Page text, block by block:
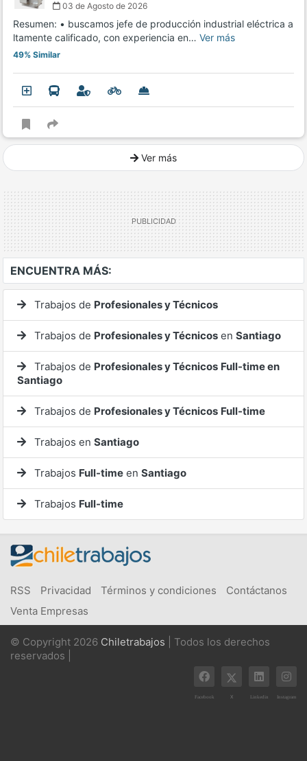
03 de Agosto de 2026
Resumen: • buscamos jefe de producción industrial eléctrica a
ltamente calificado, con experiencia en… Ver más
49% Similar
Ver más
ENCUENTRA MÁS:
Trabajos de Profesionales y Técnicos
Trabajos de Profesionales y Técnicos en Santiago
Trabajos de Profesionales y Técnicos Full-time en
Santiago
Trabajos de Profesionales y Técnicos Full-time
Trabajos en Santiago
Trabajos Full-time en Santiago
Trabajos Full-time
RSS Privacidad Términos y condiciones
Contáctanos
Venta Empresas
© Copyright 2026 Chiletrabajos | Todos los derechos
reservados |
Facebook X Linkedin Instagram